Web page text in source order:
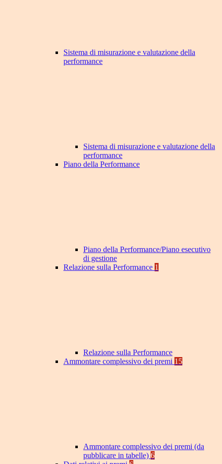
Sistema di misurazione e valutazione della
performance
Sistema di misurazione e valutazione della
performance
Piano della Performance
Piano della Performance/Piano esecutivo
di gestione
Relazione sulla Performance 1
Relazione sulla Performance
Ammontare complessivo dei premi 15
Ammontare complessivo dei premi (da
pubblicare in tabelle) 6